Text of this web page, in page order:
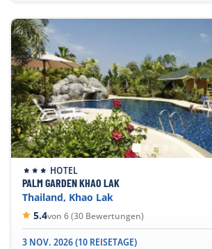
HOTEL
PALM GARDEN KHAO LAK
Thailand, Khao Lak
5.4von 6 (30 Bewertungen)
3 NOV. 2026 (10 REISETAGE)